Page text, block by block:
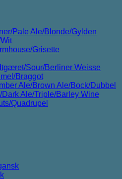
Pale Ale/Blonde/Gylden
Grisette
Sour/Berliner Weisse
Braggot
Ale/Brown Ale/Bock/Dubbel
Dark Ale/Triple/Barley Wine
Quadrupel